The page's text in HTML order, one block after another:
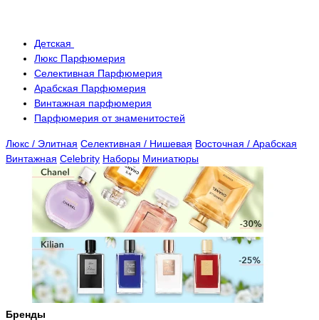
Детская
Люкс Парфюмерия
Селективная Парфюмерия
Арабская Парфюмерия
Винтажная парфюмерия
Парфюмерия от знаменитостей
Люкс / Элитная Селективная / Нишевая Восточная / Арабская
Винтажная Celebrity Наборы Миниатюры
Бренды